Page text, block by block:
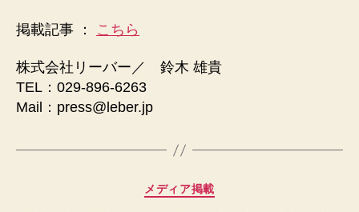
掲載記事 ： こちら
株式会社リーバー／ 鈴木 雄貴
TEL：029-896-6263
Mail：press@leber.jp
カ
メディア掲載